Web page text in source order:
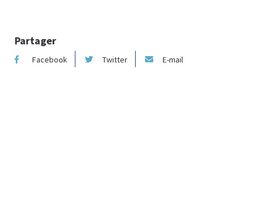
Partager
Facebook Twitter E-mail